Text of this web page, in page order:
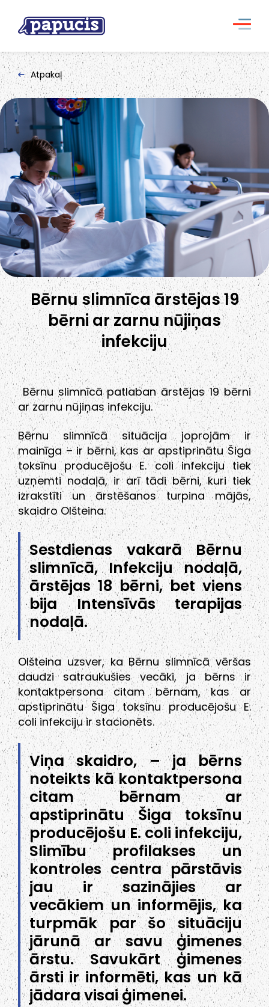
Atpakaļ
Bērnu slimnīca ārstējas 19
bērni ar zarnu nūjiņas
infekciju
Bērnu slimnīcā patlaban ārstējas 19 bērni
ar zarnu nūjiņas infekciju.
Bērnu slimnīcā situācija joprojām ir
mainīga – ir bērni, kas ar apstiprinātu Šiga
toksīnu producējošu E. coli infekciju tiek
uzņemti nodaļā, ir arī tādi bērni, kuri tiek
izrakstīti un ārstēšanos turpina mājās,
skaidro Olšteina.
Sestdienas vakarā Bērnu
slimnīcā, Infekciju nodaļā,
ārstējas 18 bērni, bet viens
bija Intensīvās terapijas
nodaļā.
Olšteina uzsver, ka Bērnu slimnīcā vēršas
daudzi satraukušies vecāki, ja bērns ir
kontaktpersona citam bērnam, kas ar
apstiprinātu Šiga toksīnu producējošu E.
coli infekciju ir stacionēts.
Viņa skaidro, – ja bērns
noteikts kā kontaktpersona
citam bērnam ar
apstiprinātu Šiga toksīnu
producējošu E. coli infekciju,
Slimību profilakses un
kontroles centra pārstāvis
jau ir sazinājies ar
vecākiem un informējis, ka
turpmāk par šo situāciju
jārunā ar savu ģimenes
ārstu. Savukārt ģimenes
ārsti ir informēti, kas un kā
jādara visai ģimenei.